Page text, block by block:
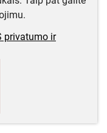
privatumo ir